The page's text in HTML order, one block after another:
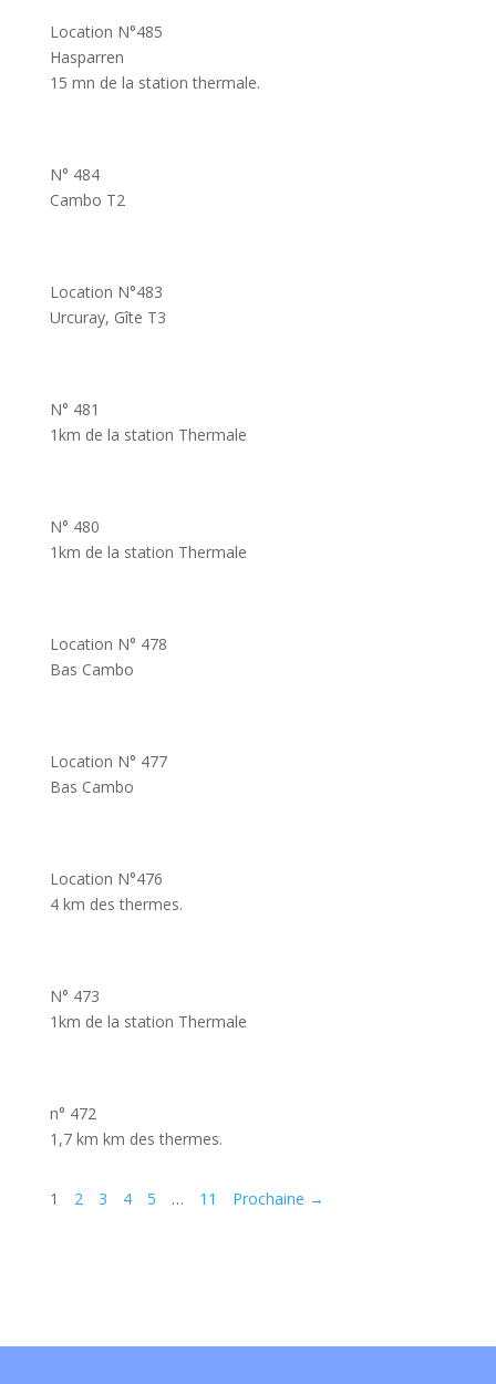
Location N°485
Hasparren
15 mn de la station thermale.
N° 484
Cambo T2
Location N°483
Urcuray, Gîte T3
N° 481
1km de la station Thermale
N° 480
1km de la station Thermale
Location N° 478
Bas Cambo
Location N° 477
Bas Cambo
Location N°476
4 km des thermes.
N° 473
1km de la station Thermale
n° 472
1,7 km km des thermes.
1 2 3 4 5 … 11 Prochaine →